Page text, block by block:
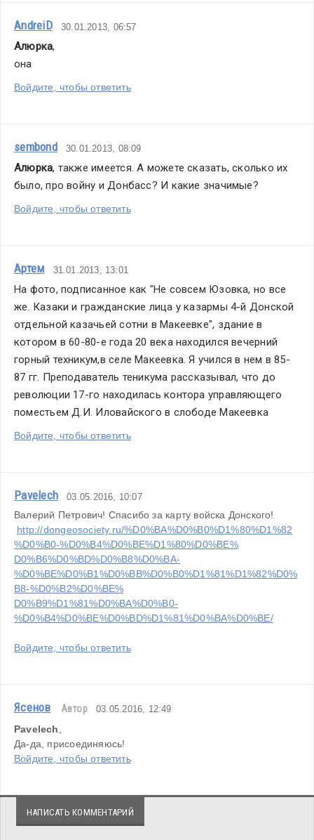
AndreiD 30.01.2013, 06:57
Алюрка,
она
Войдите, чтобы ответить
sembond 30.01.2013, 08:09
Алюрка, также имеется. А можете сказать, сколько их
было, про войну и Донбасс? И какие значимые?
Войдите, чтобы ответить
Артем 31.01.2013, 13:01
На фото, подписанное как "Не совсем Юзовка, но все
же. Казаки и гражданские лица у казармы 4-й Донской
отдельной казачьей сотни в Макеевке", здание в
котором в 60-80-е года 20 века находился вечерний
горный техникум,в селе Макеевка. Я учился в нем в 85-
87 гг. Преподаватель теникума рассказывал, что до
революции 17-го находилась контора управляющего
поместьем Д.И. Иловайского в слободе Макеевка
Войдите, чтобы ответить
Pavelech 03.05.2016, 10:07
Валерий Петрович! Спасибо за карту войска Донского!
http://dongeosociety.ru/%D0%BA%D0%B0%D1%80%D1%82
%D0%B0-%D0%B4%D0%BE%D1%80%D0%BE%
D0%B6%D0%BD%D0%B8%D0%BA-
%D0%BE%D0%B1%D0%BB%D0%B0%D1%81%D1%82%D0%
B8-%D0%B2%D0%BE%
D0%B9%D1%81%D0%BA%D0%B0-
%D0%B4%D0%BE%D0%BD%D1%81%D0%BA%D0%BE/
Войдите, чтобы ответить
Ясенов Автор 03.05.2016, 12:49
Pavelech
Да-да, присоединяюсь!
Войдите, чтобы ответить
НАПИСАТЬ КОММЕНТАРИЙ